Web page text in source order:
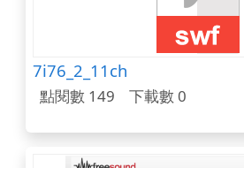
7i76_2_11ch
點閱數 149 下載數 0